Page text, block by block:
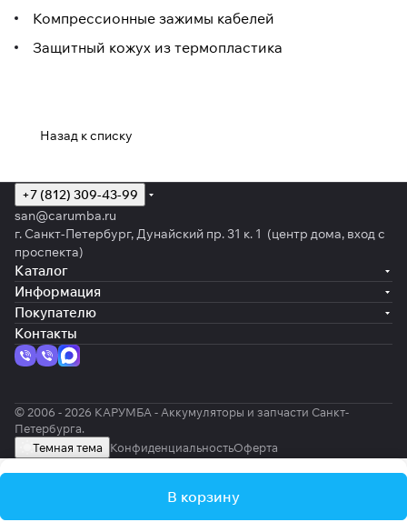
Компрессионные зажимы кабелей
Защитный кожух из термопластика
Назад к списку
В корзину
+7 (812) 309-43-99
san@carumba.ru
г. Санкт-Петербург, Дунайский пр. 31 к. 1 (центр дома, вход с
проспекта)
Каталог
Информация
Покупателю
Контакты
© 2006 - 2026 КАРУМБА - Аккумуляторы и запчасти Санкт-
Петербурга.
Темная тема
КонфиденциальностьОферта